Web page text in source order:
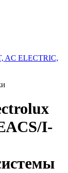
AC ELECTRIC,
I-